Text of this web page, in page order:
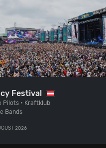
Festival
Pilots • Kraftklub
Bands
2026